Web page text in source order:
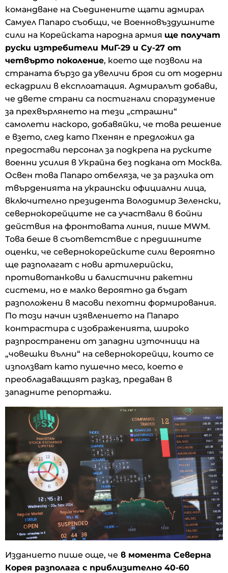
командване на Съединените щати адмирал
Самуел Папаро съобщи, че Военновъздушните
сили на Корейската народна армия ще получат
руски изтребители МиГ-29 и Су-27 от
четвърто поколение, което ще позволи на
страната бързо да увеличи броя си от модерни
ескадрили в експлоатация. Адмиралът добави,
че двете страни са постигнали споразумение
за прехвърлянето на тези „страшни“
самолети наскоро, добавяйки, че това решение
е взето, след като Пхенян е предложил да
предостави персонал за подкрепа на руските
военни усилия в Украйна без подкана от Москва.
Освен това Папаро отбеляза, че за разлика от
твърденията на украински официални лица,
включително президента Володимир Зеленски,
севернокорейците не са участвали в бойни
действия на фронтовата линия, пише MWM.
Това беше в съответствие с предишните
оценки, че севернокорейските сили вероятно
ще разполагат с нови артилерийски,
противотанкови и балистични ракетни
системи, но е малко вероятно да бъдат
разположени в масови пехотни формирования.
По този начин изявлението на Папаро
контрастира с изображенията, широко
разпространени от западни източници на
„човешки вълни“ на севернокорейци, които се
използват като пушечно месо, което е
преобладаващият разказ, предаван в
западните репортажи.
Изданието пише още, че в момента Северна
Корея разполага с приблизително 40-60